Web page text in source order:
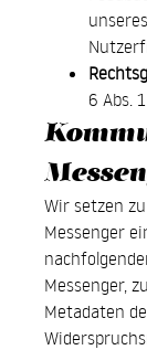
6 Abs.
Wir setzen
Messenger
Messenger,
Metadaten